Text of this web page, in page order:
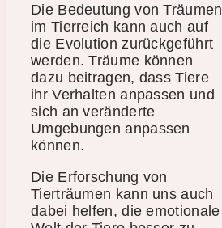
Die Bedeutung von Träumen
im Tierreich kann auch auf
die Evolution zurückgeführt
werden. Träume können
dazu beitragen, dass Tiere
ihr Verhalten anpassen und
sich an veränderte
Umgebungen anpassen
können.
Die Erforschung von
Tierträumen kann uns auch
dabei helfen, die emotionale